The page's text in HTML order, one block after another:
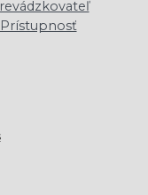
Prístupnosť